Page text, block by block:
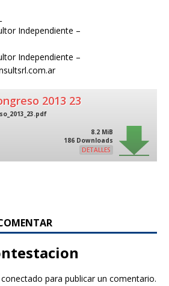
Independiente –
Independiente –
2013 23
8.2 MiB
186 Downloads
DETALLES
conectado para publicar un comentario.